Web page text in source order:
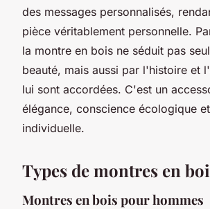
des messages personnalisés,
pièce véritablement personnelle.
la montre en bois ne séduit pas
beauté, mais aussi par l'histoire et
lui sont accordées. C'est un
élégance, conscience écologique
individuelle.
Types de montres en
Montres en bois pour hommes